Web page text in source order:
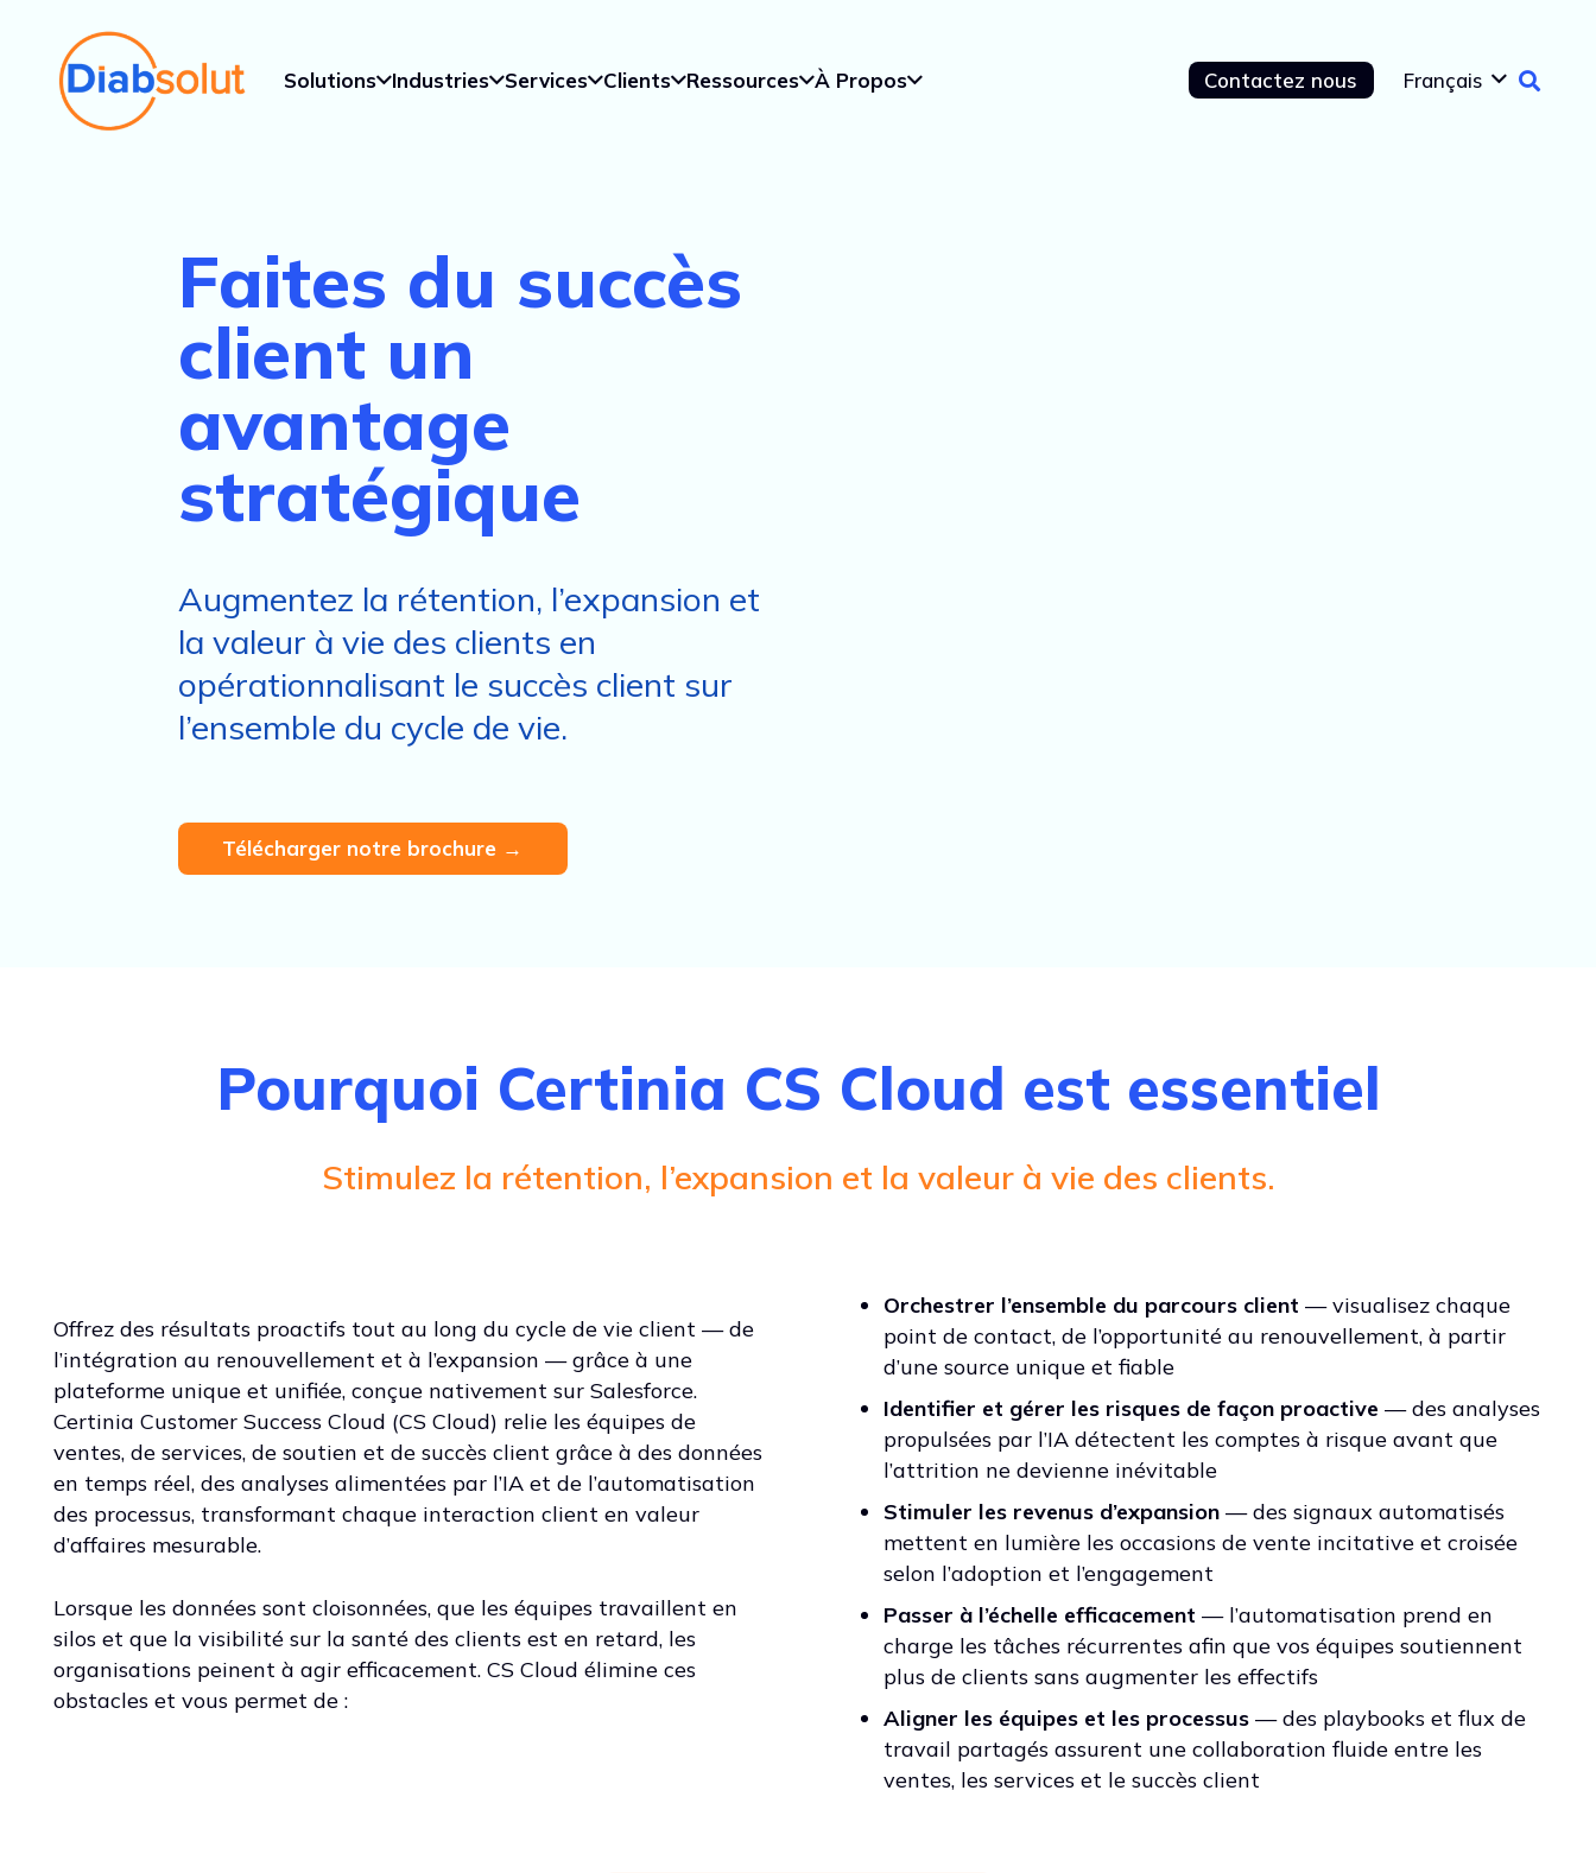
Solutions Industries Services Clients Ressources À Propos Contactez nous Français
Faites du succès
client un
avantage
stratégique
Augmentez la rétention, l’expansion et
la valeur à vie des clients en
opérationnalisant le succès client sur
l’ensemble du cycle de vie.
Télécharger notre brochure →
Pourquoi Certinia CS Cloud est essentiel
Stimulez la rétention, l’expansion et la valeur à vie des clients.
Offrez des résultats proactifs tout au long du cycle de vie client — de
l’intégration au renouvellement et à l’expansion — grâce à une
plateforme unique et unifiée, conçue nativement sur Salesforce.
Certinia Customer Success Cloud (CS Cloud) relie les équipes de
ventes, de services, de soutien et de succès client grâce à des données
en temps réel, des analyses alimentées par l’IA et de l’automatisation
des processus, transformant chaque interaction client en valeur
d’affaires mesurable.
Lorsque les données sont cloisonnées, que les équipes travaillent en
silos et que la visibilité sur la santé des clients est en retard, les
organisations peinent à agir efficacement. CS Cloud élimine ces
obstacles et vous permet de :
Orchestrer l’ensemble du parcours client — visualisez chaque
point de contact, de l’opportunité au renouvellement, à partir
d’une source unique et fiable
Identifier et gérer les risques de façon proactive — des analyses
propulsées par l’IA détectent les comptes à risque avant que
l’attrition ne devienne inévitable
Stimuler les revenus d’expansion — des signaux automatisés
mettent en lumière les occasions de vente incitative et croisée
selon l’adoption et l’engagement
Passer à l’échelle efficacement — l’automatisation prend en
charge les tâches récurrentes afin que vos équipes soutiennent
plus de clients sans augmenter les effectifs
Aligner les équipes et les processus — des playbooks et flux de
travail partagés assurent une collaboration fluide entre les
ventes, les services et le succès client